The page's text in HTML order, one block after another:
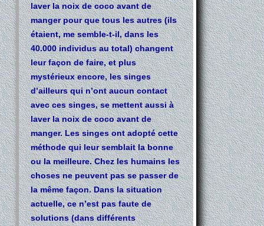
laver la noix de coco avant de
manger pour que tous les autres (ils
étaient, me semble-t-il, dans les
40.000 individus au total) changent
leur façon de faire, et plus
mystérieux encore, les singes
d’ailleurs qui n’ont aucun contact
avec ces singes, se mettent aussi à
laver la noix de coco avant de
manger. Les singes ont adopté cette
méthode qui leur semblait la bonne
ou la meilleure. Chez les humains les
choses ne peuvent pas se passer de
la même façon. Dans la situation
actuelle, ce n’est pas faute de
solutions (dans différents